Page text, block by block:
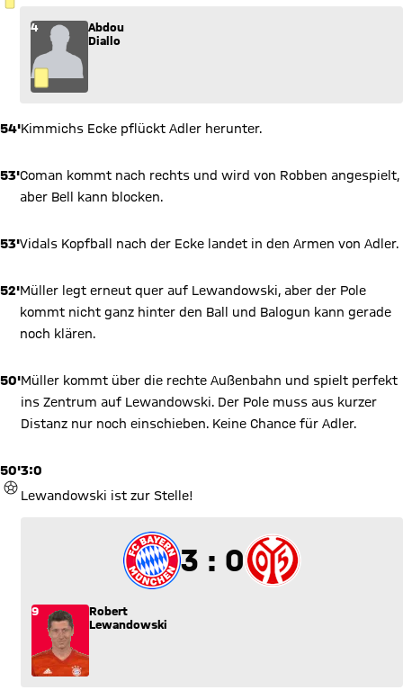
GELBE KARTE
4
Abdou
Diallo
54'Kimmichs Ecke pflückt Adler herunter.
53'Coman kommt nach rechts und wird von Robben angespielt,
aber Bell kann blocken.
53'Vidals Kopfball nach der Ecke landet in den Armen von Adler.
52'Müller legt erneut quer auf Lewandowski, aber der Pole
kommt nicht ganz hinter den Ball und Balogun kann gerade
noch klären.
50'Müller kommt über die rechte Außenbahn und spielt perfekt
ins Zentrum auf Lewandowski. Der Pole muss aus kurzer
Distanz nur noch einschieben. Keine Chance für Adler.
50'
TOR
3:0
Lewandowski ist zur Stelle!
3 zu 0
3 : 0
9
Robert
Lewandowski